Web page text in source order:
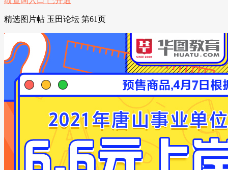
精选图片帖 玉田论坛 第61页